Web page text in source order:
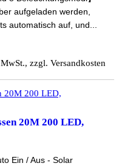
aufgeladen werden,
automatisch auf, und...
zzgl. Versandkosten
20M 200 LED,
Ein / Aus - Solar